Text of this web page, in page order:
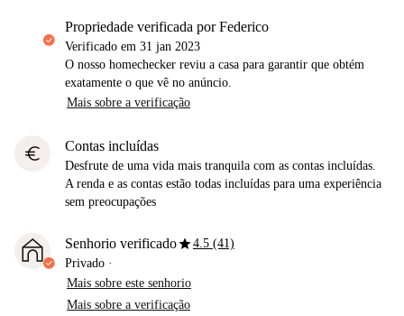
propriedade verificada por Federico
Verificado em 31 jan 2023
O nosso homechecker reviu a casa para garantir que obtém
exatamente o que vê no anúncio.
Mais sobre a verificação
euro Contas incluídas
Desfrute de uma vida mais tranquila com as contas incluídas.
A renda e as contas estão todas incluídas para uma experiência
sem preocupações
Senhorio verificadostar4.5 (41)
Privado ·
Mais sobre este senhorio
Mais sobre a verificação